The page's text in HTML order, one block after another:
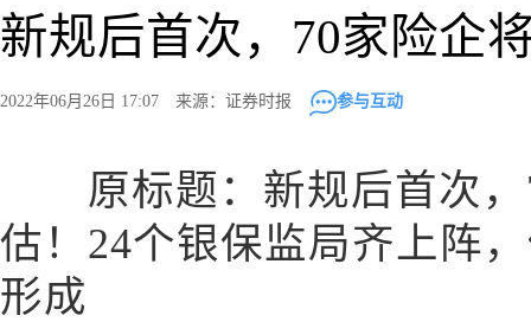
新规后首次，70家险企
2022年06月26日 17:07 来源：证券时报 参与互动
原标题：新规后首次，
估！24个银保监局齐上阵
形成